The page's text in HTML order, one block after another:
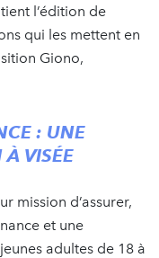
l’édition de
qui les mettent en
Giono,
: UNE
VISÉE
mission d’assurer,
et une
adultes de 18 à